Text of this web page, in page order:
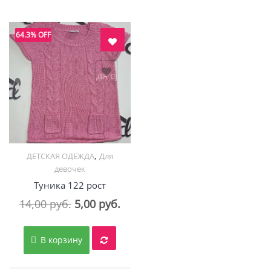
64.3% OFF
Quick View
ДЕТСКАЯ ОДЕЖДА, Для
девочек
Туника 122 рост
14,00руб. Первоначальная
составляла
14,00 руб..
5,00 руб.Текущая
В корзину
в "нравится" для сравнения